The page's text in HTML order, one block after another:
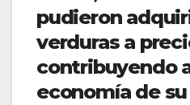
pudieron
verduras a
contribuyendo
economía de